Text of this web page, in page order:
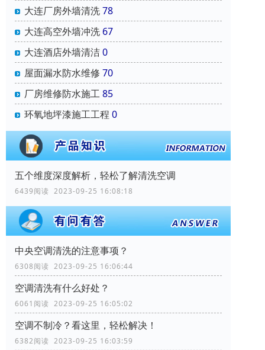
大连厂房外墙清洗78
大连高空外墙冲洗 67
大连酒店外墙清洁0
屋面漏水防水维修 70
厂房维修防水施工85
环氧地坪漆施工工程 0
五个维度深度解析，轻松了解清洗空调
6439阅读 2023-09-25 16:08:18
中央空调清洗的注意事项？
6308阅读 2023-09-25 16:06:44
空调清洗有什么好处？
6061阅读 2023-09-25 16:05:02
空调不制冷？看这里，轻松解决！
6382阅读 2023-09-25 16:03:59